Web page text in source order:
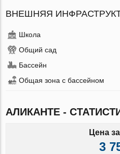
ВНЕШНЯЯ
Школа
Общий сад
Бассейн
Общая зона с бассейном
АЛИКАНТЕ -
Цена
3